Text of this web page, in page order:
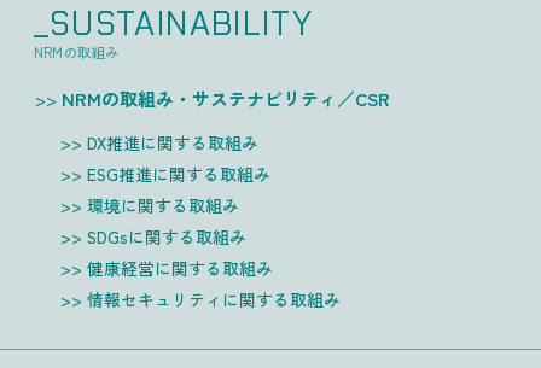
_SUSTAINABILITY
NRMの取組み
NRMの取組み・サステナビリティ／CSR
DX推進に関する取組み
ESG推進に関する取組み
環境に関する取組み
SDGsに関する取組み
健康経営に関する取組み
情報セキュリティに関する取組み